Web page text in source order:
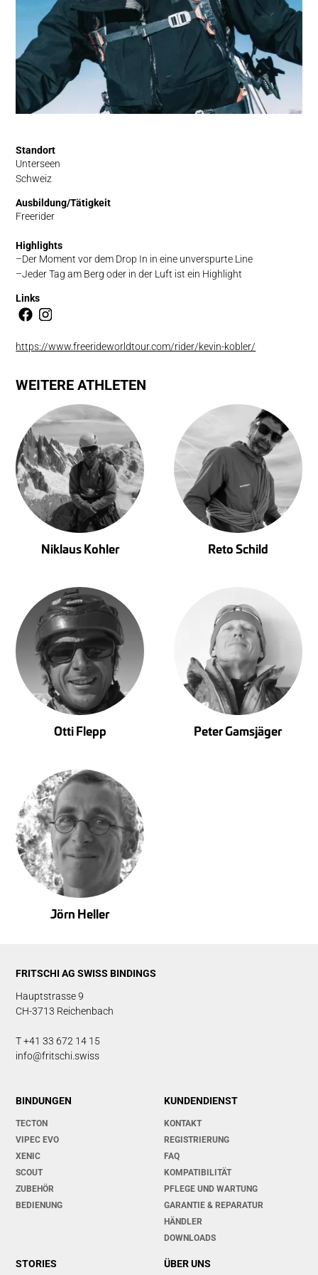
Standort
Unterseen
Schweiz
Ausbildung/Tätigkeit
Freerider
Highlights
Der Moment vor dem Drop In in eine unverspurte Line
Jeder Tag am Berg oder in der Luft ist ein Highlight
Links
https://www.freerideworldtour.com/rider/kevin-kobler/
WEITERE ATHLETEN
Niklaus Kohler Reto Schild
Otti Flepp Peter Gamsjäger
Jörn Heller
FRITSCHI AG SWISS BINDINGS
Hauptstrasse 9
CH-3713 Reichenbach
T +41 33 672 14 15
info@fritschi.swiss
BINDUNGEN
TECTON
VIPEC EVO
XENIC
SCOUT
ZUBEHÖR
BEDIENUNG
KUNDENDIENST
KONTAKT
REGISTRIERUNG
FAQ
KOMPATIBILITÄT
PFLEGE UND WARTUNG
GARANTIE & REPARATUR
HÄNDLER
DOWNLOADS
STORIES ÜBER UNS